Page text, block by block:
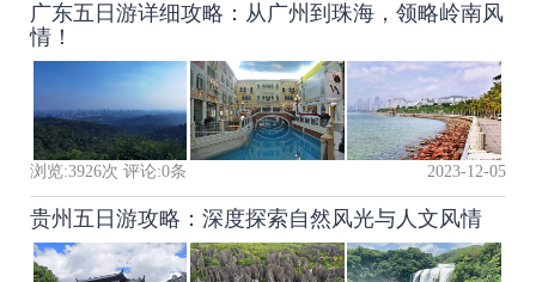
广东五日游详细攻略：从广州到珠海，领略岭南风
情！
浏览:3926次 评论:0条 2023-12-05
贵州五日游攻略：深度探索自然风光与人文风情